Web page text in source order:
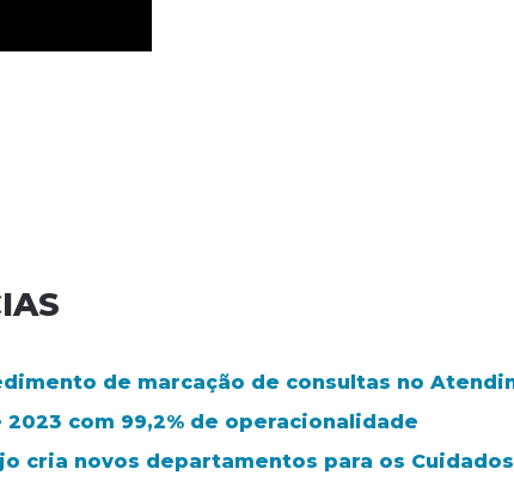
de marcação de consultas no
2023 com 99,2% de operacionalidade
cria novos departamentos para os